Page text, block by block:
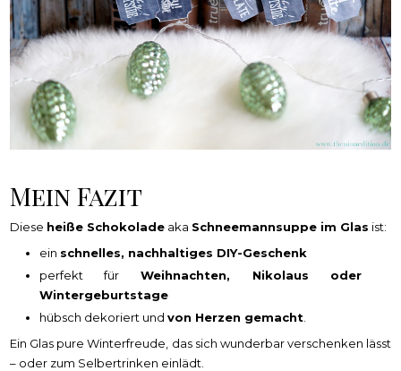
Mein Fazit
Diese heiße Schokolade aka Schneemannsuppe im Glas ist:
ein schnelles, nachhaltiges DIY-Geschenk
perfekt für Weihnachten, Nikolaus oder
Wintergeburtstage
hübsch dekoriert und von Herzen gemacht.
Ein Glas pure Winterfreude, das sich wunderbar verschenken lässt
– oder zum Selbertrinken einlädt.